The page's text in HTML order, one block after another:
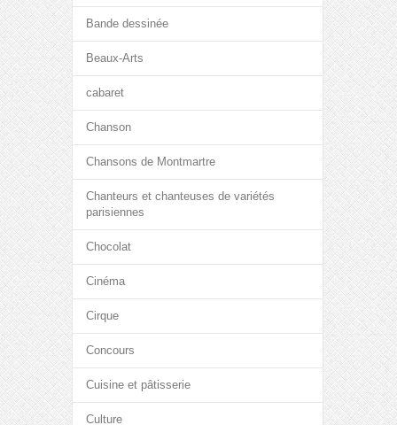
Bande dessinée
Beaux-Arts
cabaret
Chanson
Chansons de Montmartre
Chanteurs et chanteuses de variétés
parisiennes
Chocolat
Cinéma
Cirque
Concours
Cuisine et pâtisserie
Culture